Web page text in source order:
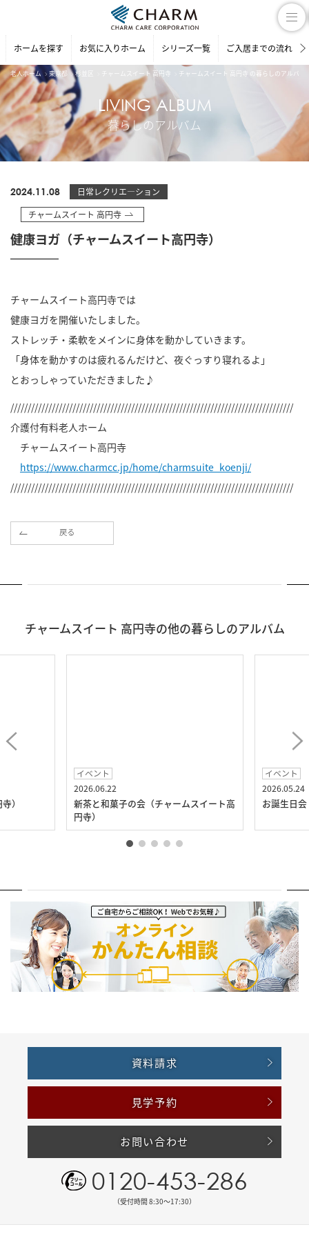
ホームを探す お気に入りホーム シリーズ一覧 ご入居までの流れ
老人ホーム 東京都 杉並区 チャームスイート 高円寺 チャームスイート 高円寺 の暮らしのアルバム
LIVING ALBUM
暮らしのアルバム
2024.11.08
日常レクリエ―ション
チャームスイート 高円寺
健康ヨガ（チャームスイート高円寺）
チャームスイート高円寺では
健康ヨガを開催いたしました。
ストレッチ・柔軟をメインに身体を動かしていきます。
「身体を動かすのは疲れるんだけど、夜ぐっすり寝れるよ」
とおっしゃっていただきました♪
//////////////////////////////////////////////////////////////////////////////////
介護付有料老人ホーム
チャームスイート高円寺
https://www.charmcc.jp/home/charmsuite_koenji/
//////////////////////////////////////////////////////////////////////////////////
戻る
チャームスイート 高円寺の他の暮らしのアルバム
）
イベント
2026.06.22
新茶と和菓子の会（チャームスイート高
円寺）
イベント
2026.05.24
お誕生日
資料請求
見学予約
お問い合わせ
0120-453-286
（受付時間 8:30〜17:30）